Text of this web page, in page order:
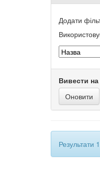
Додати
Вивести на
Результати